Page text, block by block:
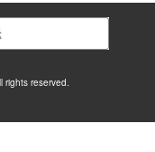
rights reserved.